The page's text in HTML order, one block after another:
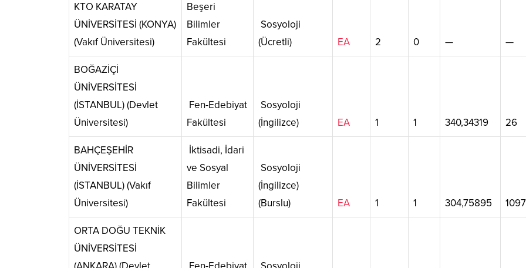
KTO KARATAY
ÜNİVERSİTESİ (KONYA)
(Vakıf Üniversitesi)
Beşeri
Bilimler
Fakültesi
Sosyoloji
(Ücretli)
EA 2 0 — —
BOĞAZİÇİ
ÜNİVERSİTESİ
(İSTANBUL) (Devlet
Üniversitesi)
Fen-Edebiyat
Fakültesi
Sosyoloji
(İngilizce)
EA 1 1 340,34319 26
BAHÇEŞEHİR
ÜNİVERSİTESİ
(İSTANBUL) (Vakıf
Üniversitesi)
İktisadi, İdari
ve Sosyal
Bilimler
Fakültesi
Sosyoloji
(İngilizce)
(Burslu)
EA 1 1 304,75895 1097
ORTA DOĞU TEKNİK
ÜNİVERSİTESİ